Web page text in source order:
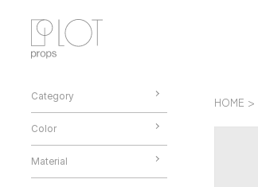
Category
Color
Material
HOME >